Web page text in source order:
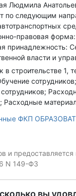
Людмила
правовая
принадлежность:
власти и
в строительстве
ФКП
и
N 149-ФЗ
вы